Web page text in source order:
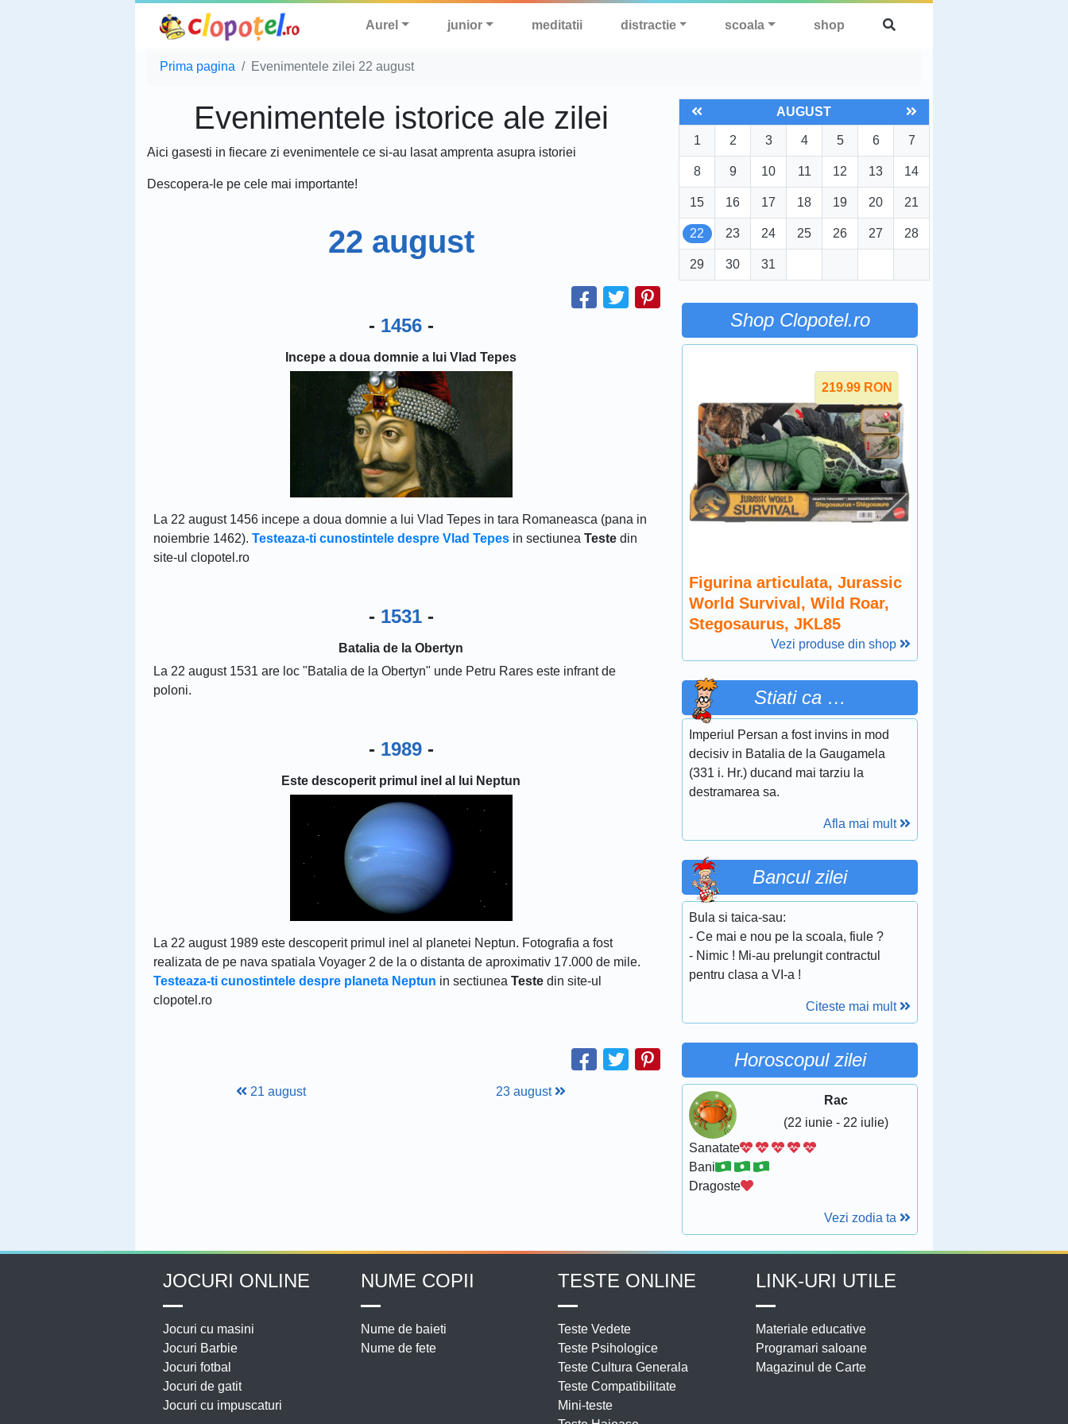
Aurel junior meditatii distractie scoala shop
Prima pagina Evenimentele zilei 22 august
Evenimentele istorice ale zilei
Aici gasesti in fiecare zi evenimentele ce si-au lasat amprenta asupra istoriei
Descopera-le pe cele mai importante!
22 august
- 1456-
Incepe a doua domnie a lui Vlad Tepes
La 22 august 1456 incepe a doua domnie a lui Vlad Tepes in tara Romaneasca (pana in
noiembrie 1462). Testeaza-ti cunostintele despre Vlad Tepes in sectiunea Teste din
site-ul clopotel.ro
- 1531-
Batalia de la Obertyn
La 22 august 1531 are loc "Batalia de la Obertyn" unde Petru Rares este infrant de
poloni.
- 1989-
Este descoperit primul inel al lui Neptun
La 22 august 1989 este descoperit primul inel al planetei Neptun. Fotografia a fost
realizata de pe nava spatiala Voyager 2 de la o distanta de aproximativ 17.000 de mile.
Testeaza-ti cunostintele despre planeta Neptun in sectiunea Teste din site-ul
clopotel.ro
21 august 23 august
AUGUST
1 2 3 4 5 6 7
8 9 10 11 12 13 14
15 16 17 18 19 20 21
22 23 24 25 26 27 28
29 30 31
Shop Clopotel.ro
219.99 RON
Figurina articulata, Jurassic
World Survival, Wild Roar,
Stegosaurus, JKL85
Vezi produse din shop
Stiati ca …
Imperiul Persan a fost invins in mod
decisiv in Batalia de la Gaugamela
(331 i. Hr.) ducand mai tarziu la
destramarea sa.
Afla mai mult
Bancul zilei
Bula si taica-sau:
- Ce mai e nou pe la scoala, fiule ?
- Nimic ! Mi-au prelungit contractul
pentru clasa a VI-a !
Citeste mai mult
Horoscopul zilei
Rac
(22 iunie - 22 iulie)
Sanatate
Bani
Dragoste
Vezi zodia ta
JOCURI ONLINE
Jocuri cu masini
Jocuri Barbie
Jocuri fotbal
Jocuri de gatit
Jocuri cu impuscaturi
NUME COPII
Nume de baieti
Nume de fete
TESTE ONLINE
Teste Vedete
Teste Psihologice
Teste Cultura Generala
Teste Compatibilitate
Mini-teste
LINK-URI UTILE
Materiale educative
Programari saloane
Magazinul de Carte